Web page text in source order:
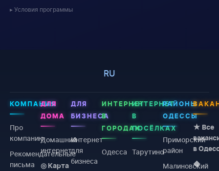
Условия программы
RU
КОМПАНИЯ
Про
компанию
Рекомендательные
письма
ДЛЯ
ДОМА
Домашний
интернет
◎ Карта
ДЛЯ
БИЗНЕСА
Интернет
для
бизнеса
ИНТЕРНЕТ
В
ГОРОДАХ
Одесса
ИНТЕРНЕТ
В
ПОСЁЛКАХ
Тарутино
РАЙОНЫ
ОДЕССЫ
Приморский
район
Малиновский
★ Все
в
◆